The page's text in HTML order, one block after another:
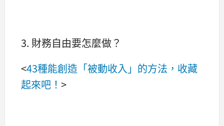
3. 財務自由要怎麼做？
<43種能創造「被動收入」的方法，收藏
起來吧！ >